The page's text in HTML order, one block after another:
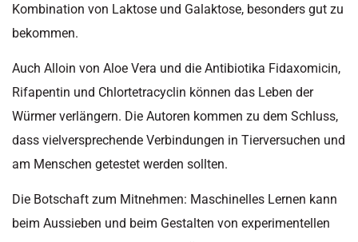
Kombination von Laktose und Galaktose, besonders gut zu
bekommen.
Auch Alloin von Aloe Vera und die Antibiotika Fidaxomicin,
Rifapentin und Chlortetracyclin können das Leben der
Würmer verlängern. Die Autoren kommen zu dem Schluss,
dass vielversprechende Verbindungen in Tierversuchen und
am Menschen getestet werden sollten.
Die Botschaft zum Mitnehmen: Maschinelles Lernen kann
beim Aussieben und beim Gestalten von experimentellen